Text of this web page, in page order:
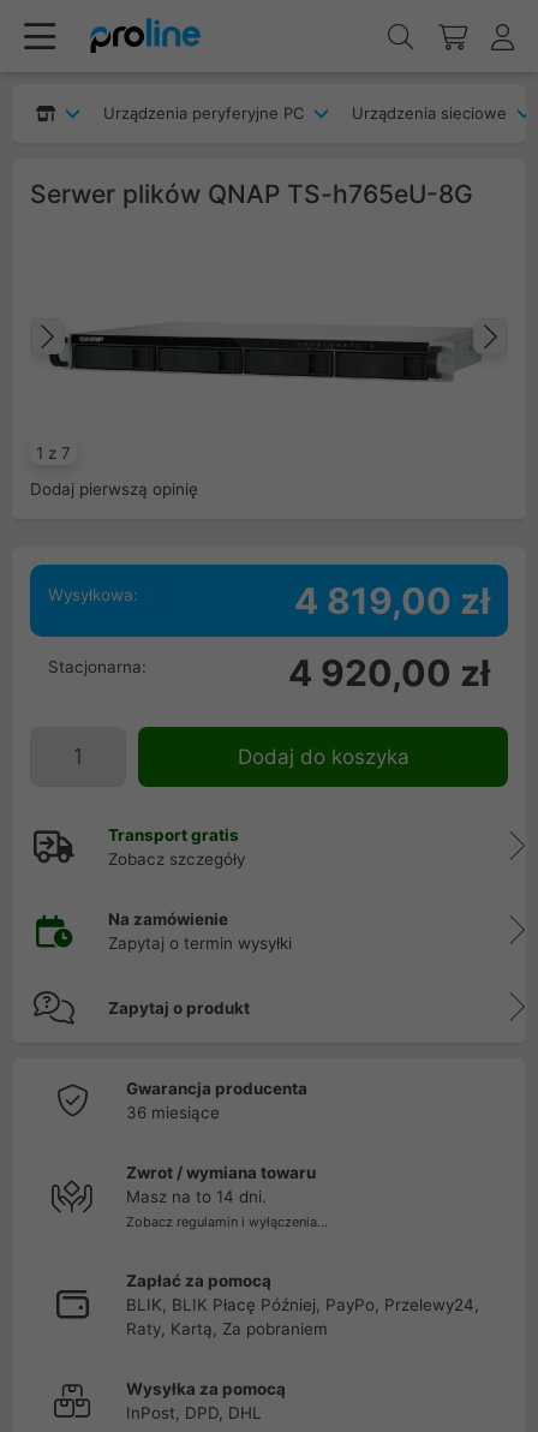
Urządzenia peryferyjne PC Urządzenia sieciowe
Serwer plików QNAP TS-h765eU-8G
1 z 7
Poprzedni
Dodaj pierwszą opinię
Wysyłkowa: 4 819,00 zł
Stacjonarna: 4 920,00 zł
Dodaj do koszyka
Transport gratis
Zobacz szczegóły
Na zamówienie
Zapytaj o termin wysyłki
Zapytaj o produkt
Gwarancja producenta
36 miesiące
Zwrot / wymiana towaru
Masz na to 14 dni.
Zobacz regulamin i wyłączenia...
Zapłać za pomocą
BLIK, BLIK Płacę Później, PayPo, Przelewy24,
Raty, Kartą, Za pobraniem
Wysyłka za pomocą
InPost, DPD, DHL